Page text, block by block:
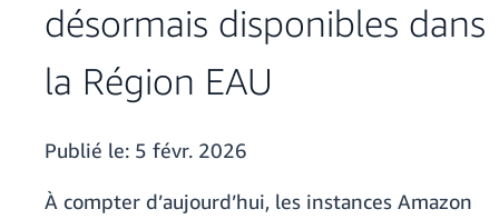
désormais disponibles dans
la Région EAU
Publié le: 5 févr. 2026
À compter d’aujourd’hui, les instances Amazon